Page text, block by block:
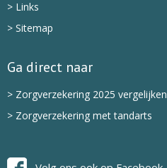
> Links
> Sitemap
Ga direct naar
> Zorgverzekering 2025 vergelijken
> Zorgverzekering met tandarts